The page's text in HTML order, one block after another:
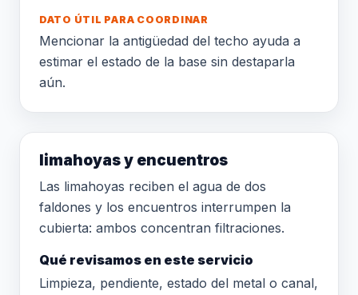
DATO ÚTIL PARA COORDINAR
Mencionar la antigüedad del techo ayuda a
estimar el estado de la base sin destaparla
aún.
limahoyas y encuentros
Las limahoyas reciben el agua de dos
faldones y los encuentros interrumpen la
cubierta: ambos concentran filtraciones.
Qué revisamos en este servicio
Limpieza, pendiente, estado del metal o canal,